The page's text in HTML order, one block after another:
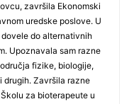
završila Ekonomski
uredske poslove. U
do alternativnih
Upoznavala sam razne
fizike, biologije,
drugih. Završila razne
za bioterapeute u